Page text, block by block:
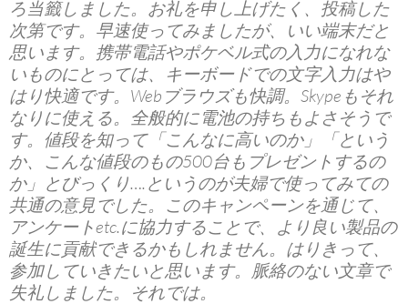
ろ当籤しました。お礼を申し上げたく、投稿した
次第です。早速使ってみましたが、いい端末だと
思います。携帯電話やポケベル式の入力になれな
いものにとっては、キーボードでの文字入力はや
はり快適です。Webブラウズも快調。Skypeもそれ
なりに使える。全般的に電池の持ちもよさそうで
す。値段を知って「こんなに高いのか」「という
か、こんな値段のもの500台もプレゼントするの
か」とびっくり….というのが夫婦で使ってみての
共通の意見でした。このキャンペーンを通じて、
アンケートetc.に協力することで、より良い製品の
誕生に貢献できるかもしれません。はりきって、
参加していきたいと思います。脈絡のない文章で
失礼しました。それでは。